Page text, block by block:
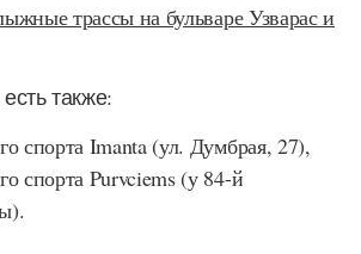
трассы на бульваре Узварас и
также:
спорта Imanta (ул. Думбрая, 27),
спорта Purvciems (у 84-й